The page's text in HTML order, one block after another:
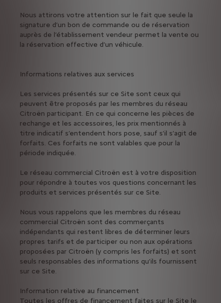
Nous attirons votre attention sur le fait que seule la
signature d’un bon de commande ou de réservation
auprès de l’établissement vendeur permet la vente ou
la réservation effective d’un véhicule.
Informations relatives aux services
Les services présentés sur ce Site sont ceux qui
peuvent être proposés par les membres du réseau
Citroën participant. En ce qui concerne les pièces de
rechange et les accessoires, les prix mentionnés à
titre indicatif s’entendent hors pose, sauf s’il s’agit de
forfaits. Ces forfaits ne sont valables que pour la
période indiquée.
Le réseau commercial Citroën est à votre disposition
pour répondre à toutes vos questions concernant les
produits et services présentés sur ce Site.
Nous vous rappelons que les membres du réseau
commercial Citroën sont des commerçants
indépendants qui restent libres de déterminer leurs
propres tarifs et de participer ou non aux opérations
proposées par Citroën (y compris les forfaits) et sont
seuls responsables des informations qu’ils fournissent
sur ce Site.
Information relative au financement
Toutes les offres de financement faites sur le Site le